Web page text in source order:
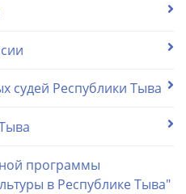
судей Республики Тыва
программы
в Республике Тыва"